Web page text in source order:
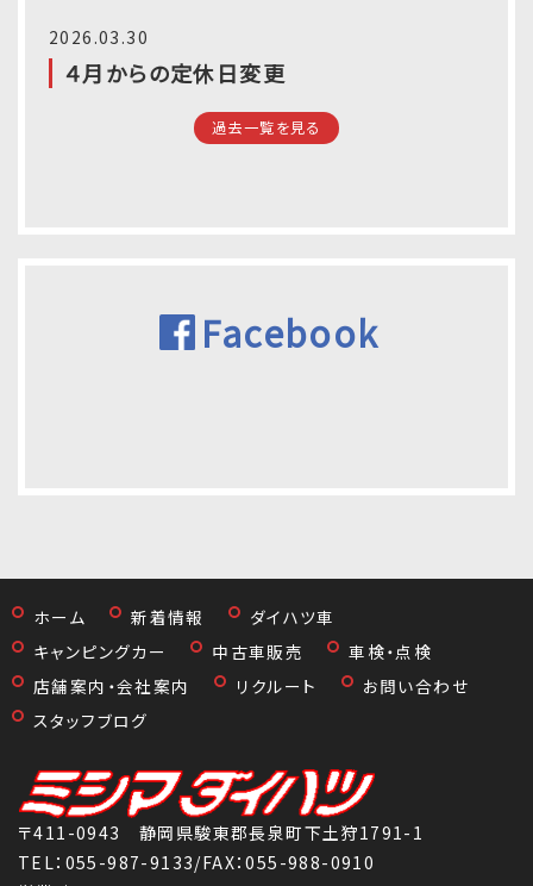
2026.03.30
４月からの定休日変更
過去一覧を見る
Facebook
ホーム 新着情報
ダイハツ車
キャンピングカー
中古車販売
車検・点検
店舗案内・会社案内
リクルート
お問い合わせ
スタッフブログ
〒411-0943 静岡県駿東郡長泉町下土狩1791-1
TEL： 055-987-9133/FAX：055-988-0910